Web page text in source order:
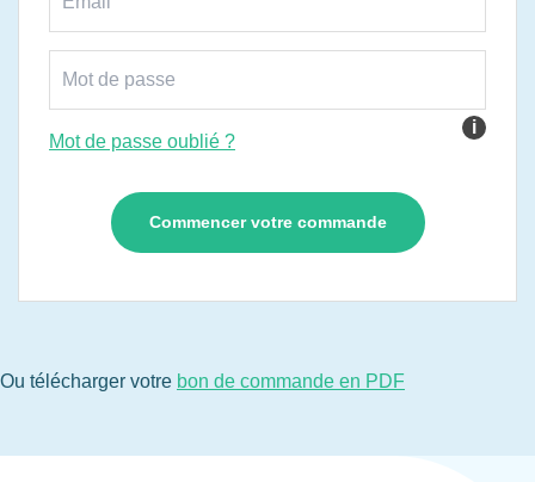
i
Mot de passe oublié ?
Ou télécharger votre bon de commande en PDF